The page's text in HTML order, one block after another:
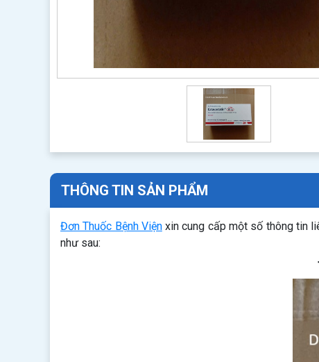
THÔNG TIN SẢN PHẨM
Đơn Thuốc Bệnh Việnxin cung cấp một số thông tin
như sau: